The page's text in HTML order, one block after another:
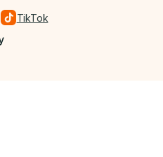
TikTok